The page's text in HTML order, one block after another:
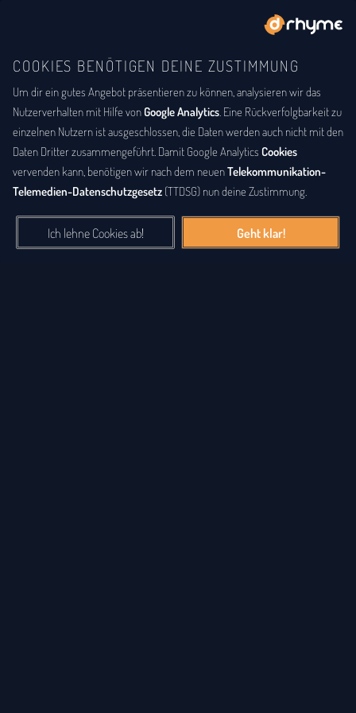
COOKIES BENÖTIGEN DEINE ZUSTIMMUNG
Um dir ein gutes Angebot präsentieren zu können, analysieren wir das
Nutzerverhalten mit Hilfe vonGoogle Analytics. Eine Rückverfolgbarkeit zu
einzelnen Nutzern ist ausgeschlossen, die Daten werden auch nicht mit den
Daten Dritter zusammengeführt. Damit Google Analytics Cookies
vervenden kann, benötigen wir nach dem neuenTelekommunikation-
Telemedien-Datenschutzgesetz (TTDSG) nun deine Zustimmung.
Ich lehne Cookies ab! Geht klar!
BUCHSTABENTAUSCH ANAGRAMM
Anagramm-Lexikon
DasAnagrammlexikonbietet eine alphabetische Auflistung aller
Wörter, zu denen Anagramme existieren. EinAnagrammist eine
Buchstabenfolge, die durch Vertauschung der Buchstaben einer
Wörter und auch ganze Sätze sein. Bei diesem Lexikon hingegen
geht es einzig um real existierende, einzelne Wörter, die durch